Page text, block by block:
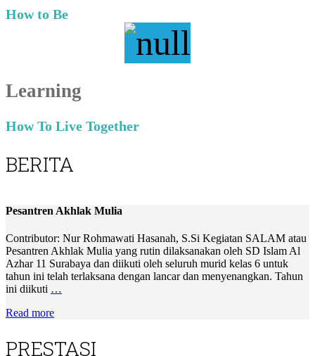
How to Be
Learning
How To Live Together
BERITA
Pesantren Akhlak Mulia
Contributor: Nur Rohmawati Hasanah, S.Si Kegiatan SALAM atau
Pesantren Akhlak Mulia yang rutin dilaksanakan oleh SD Islam Al
Azhar 11 Surabaya dan diikuti oleh seluruh murid kelas 6 untuk
tahun ini telah terlaksana dengan lancar dan menyenangkan. Tahun
ini diikuti …
Read more
PRESTASI